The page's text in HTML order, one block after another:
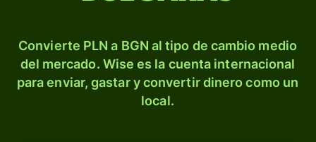
Convierte PLN a BGN al tipo de cambio medio
del mercado. Wise es la cuenta internacional
para enviar, gastar y convertir dinero como un
local.